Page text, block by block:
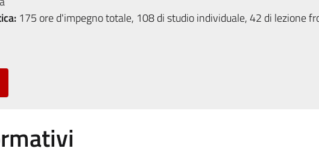
175 ore d'impegno totale, 108 di studio individuale, 42 di lezione